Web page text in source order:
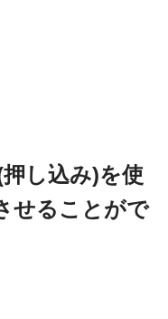
し込み)を使
せることがで